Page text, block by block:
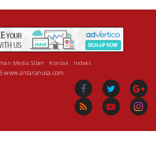
Media Siber Kontak Indeks